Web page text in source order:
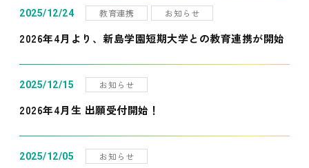
2025/12/24 教育連携 お知らせ
2026年4月より、新島学園短期大学との教育連携が開始
2025/12/15 お知らせ
2026年4月生 出願受付開始！
2025/12/05 お知らせ